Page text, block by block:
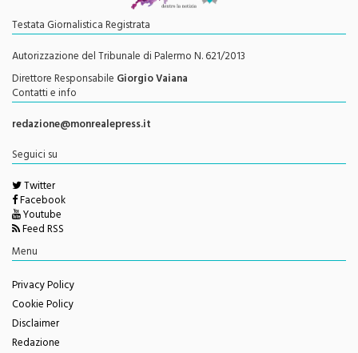
Testata Giornalistica Registrata
Autorizzazione del Tribunale di Palermo N. 621/2013
Direttore ResponsabileGiorgio Vaiana
Contatti e info
redazione@monrealepress.it
Twitter
Facebook
Youtube
Feed RSS
Menu
Privacy Policy
Cookie Policy
Disclaimer
Redazione
Change privacy settings